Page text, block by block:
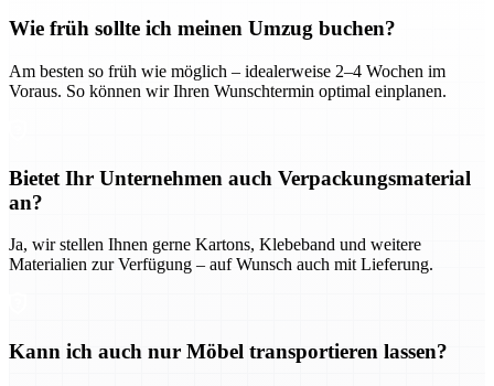
Wie früh sollte ich meinen Umzug buchen?
Am besten so früh wie möglich – idealerweise 2–4 Wochen im
Voraus. So können wir Ihren Wunschtermin optimal einplanen.
Bietet Ihr Unternehmen auch Verpackungsmaterial
an?
Ja, wir stellen Ihnen gerne Kartons, Klebeband und weitere
Materialien zur Verfügung – auf Wunsch auch mit Lieferung.
Kann ich auch nur Möbel transportieren lassen?